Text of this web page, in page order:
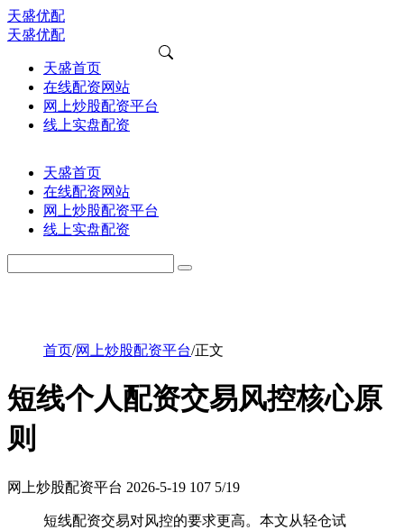
天盛优配
天盛优配
天盛首页
在线配资网站
网上炒股配资平台
线上实盘配资
天盛首页
在线配资网站
网上炒股配资平台
线上实盘配资
首页/网上炒股配资平台/正文
短线个人配资交易风控核心原
则
网上炒股配资平台 2026-5-19 107 5/19
短线配资交易对风控的要求更高。本文从轻仓试